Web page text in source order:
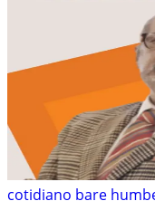
cotidiano bare